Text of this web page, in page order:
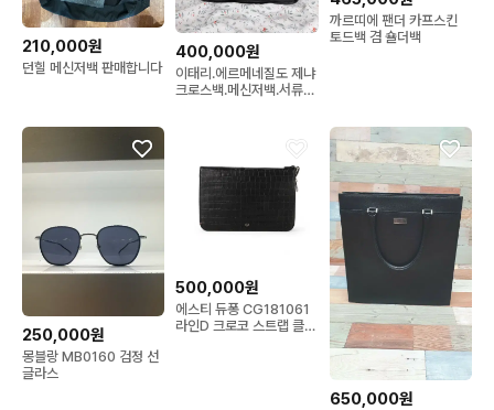
210,000원
던힐 메신저백 판매합니다
400,000원
이태리.에르메네질도 제냐
크로스백.메신저백.서류가
까르띠에 팬더 카프스킨
토드백 겸 숄더백
250,000원
몽블랑 MB0160 검정 선
글라스
500,000원
에스티 듀퐁 CG181061
라인D 크로코 스트랩 클러
650,000원